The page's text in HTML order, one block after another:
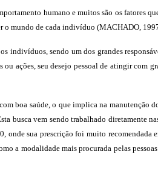
humano e muitos são os fatores
o mundo de cada indivíduo (MACHADO,
indivíduos, sendo um dos grandes
ações, seu desejo pessoal de atingir com
boa saúde, o que implica na manutenção
busca vem sendo trabalhado diretamente
onde sua prescrição foi muito recomendada
a modalidade mais procurada pelas